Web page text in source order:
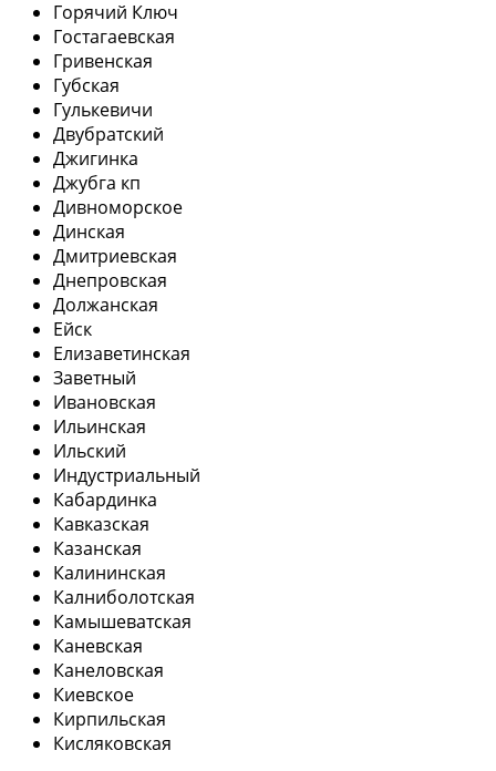
Горячий Ключ
Гостагаевская
Гривенская
Губская
Гулькевичи
Двубратский
Джигинка
Джубга кп
Дивноморское
Динская
Дмитриевская
Днепровская
Должанская
Ейск
Елизаветинская
Заветный
Ивановская
Ильинская
Ильский
Индустриальный
Кабардинка
Кавказская
Казанская
Калининская
Калниболотская
Камышеватская
Каневская
Канеловская
Киевское
Кирпильская
Кисляковская